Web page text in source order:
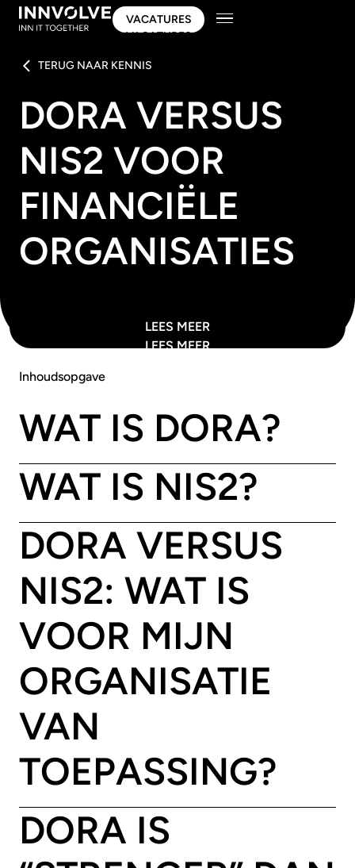
VACATURES
VACATURES
TERUG NAAR KENNIS
DORA VERSUS
NIS2 VOOR
FINANCIËLE
ORGANISATIES
LEES MEER
LEES MEER
Inhoudsopgave
WAT IS DORA?
WAT IS NIS2?
DORA VERSUS
NIS2: WAT IS
VOOR MIJN
ORGANISATIE
VAN
TOEPASSING?
DORA IS